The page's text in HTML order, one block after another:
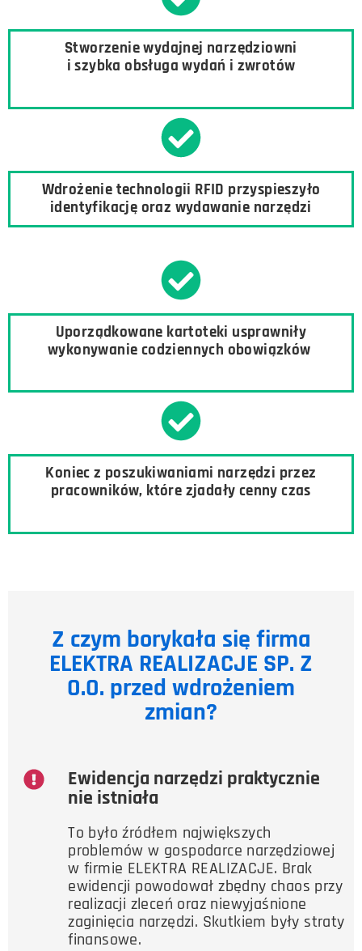
Stworzenie wydajnej narzędziowni
i szybka obsługa wydań i zwrotów
Wdrożenie technologii RFID przyspieszyło
identyfikację oraz wydawanie narzędzi
Uporządkowane kartoteki usprawniły
wykonywanie codziennych obowiązków
Koniec z poszukiwaniami narzędzi przez
pracowników, które zjadały cenny czas
Z czym borykała się firma
ELEKTRA REALIZACJE SP. Z
O.O.​ przed wdrożeniem
zmian?
Ewidencja narzędzi praktycznie
nie istniała
To było źródłem największych
problemów w gospodarce narzędziowej
w firmie ELEKTRA REALIZACJE. Brak
ewidencji powodował zbędny chaos przy
realizacji zleceń oraz niewyjaśnione
zaginięcia narzędzi. Skutkiem były straty
finansowe.